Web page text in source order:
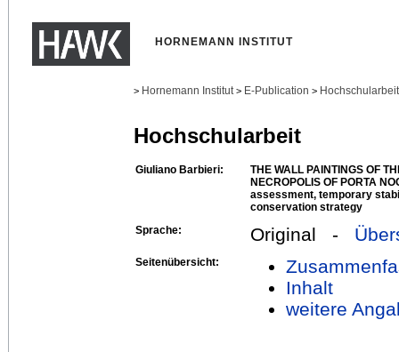
HORNEMANN INSTITUT
> Hornemann Institut > E-Publication >
Hochschularbeit
Giuliano Barbieri:
THE WALL PAINTINGS OF
NECROPOLIS OF PORTA
assessment, temporary
conservation strategy
Sprache:
Original -
Seitenübersicht:
Inhalt
weitere